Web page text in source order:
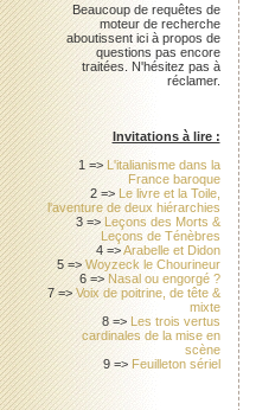
Beaucoup de requêtes de
moteur de recherche
aboutissent ici à propos de
questions pas encore
traitées. N'hésitez pas à
réclamer.
Invitations à lire :
1 => L'italianisme dans la
France baroque
2 => Le livre et la Toile,
l'aventure de deux hiérarchies
3 => Leçons des Morts &
Leçons de Ténèbres
4 =>Arabelle et Didon
5 =>Woyzeck le Chourineur
6 => Nasal ou engorgé ?
7 =>Voix de poitrine, de tête &
mixte
8 => Les trois vertus
cardinales de la mise en
scène
9 => Feuilleton sériel